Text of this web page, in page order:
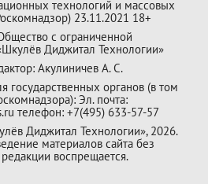
технологий и массовых
23.11.2021 18+
с ограниченной
Диджитал Технологии»
Акулиничев А. С.
государственных органов (в том
Эл. почта:
телефон: +7(495) 633-57-57
Диджитал Технологии», 2026.
материалов сайта без
воспрещается.